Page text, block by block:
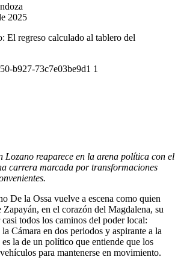
2025
b927-73c7e03be9d1 1
Lozano reaparece en la arena política con el
carrera marcada por transformaciones
De la Ossa vuelve a escena como quien
en el corazón del Magdalena, su
todos los caminos del poder local:
Cámara en dos periodos y aspirante a la
la de un político que entiende que los
para mantenerse en movimiento.